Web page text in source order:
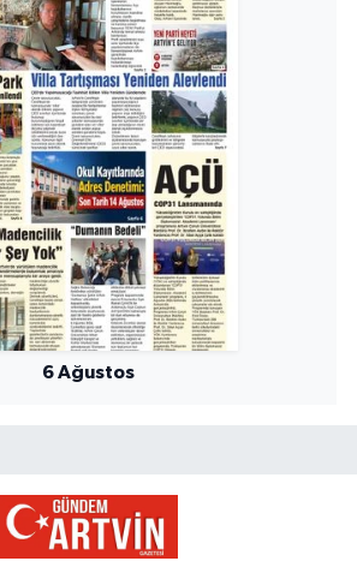
6 Ağustos